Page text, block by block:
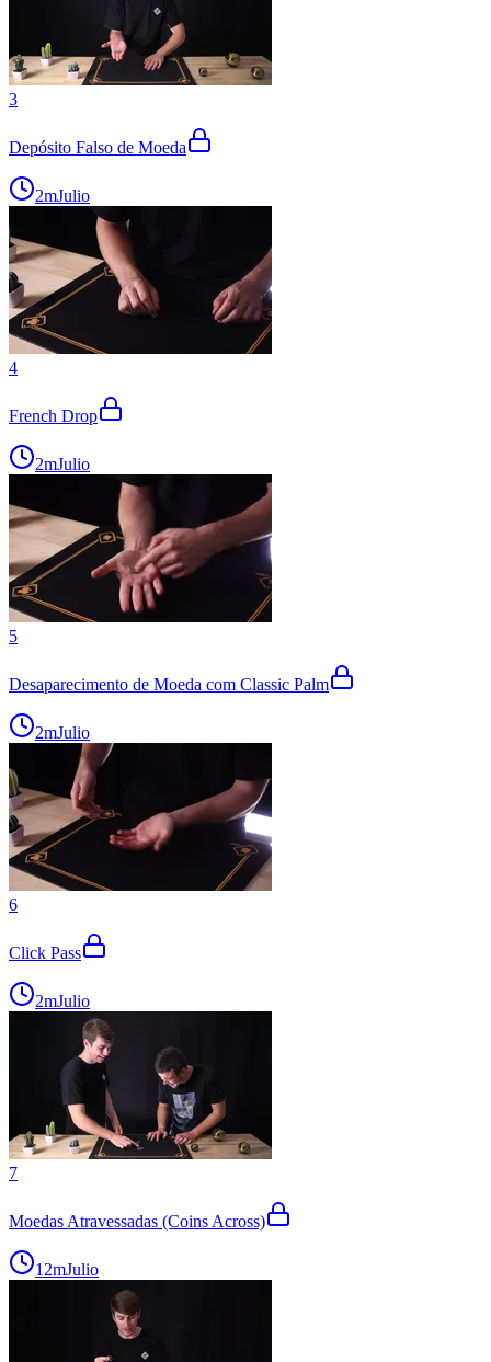
3
Depósito Falso de Moeda
2mJulio
4
French Drop
2mJulio
5
Desaparecimento de Moeda com Classic Palm
2mJulio
6
Click Pass
2mJulio
7
Moedas Atravessadas (Coins Across)
12mJulio